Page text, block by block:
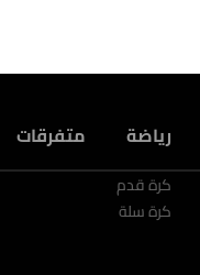
رياضة
كرة قدم
كرة سلة
متفرقات